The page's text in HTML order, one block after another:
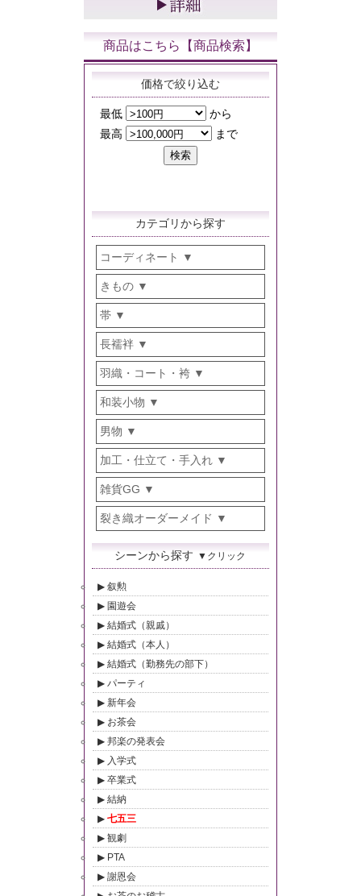
商品はこちら【商品検索】
価格で絞り込む
カテゴリから探す
コーディネート
きもの
帯
長襦袢
羽織・コート・袴
和装小物
男物
加工・仕立て・手入れ
雑貨GG
裂き織オーダーメイド
シーンから探す ▼クリック
叙勲
園遊会
結婚式（親戚）
結婚式（本人）
結婚式（勤務先の部下）
パーティ
新年会
お茶会
邦楽の発表会
入学式
卒業式
結納
七五三
観劇
PTA
謝恩会